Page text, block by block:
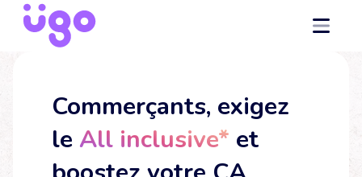
Commerçants, exigez
le All inclusive* et